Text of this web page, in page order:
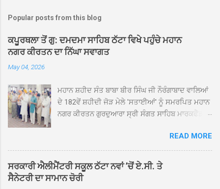
Popular posts from this blog
ਕਪੂਰਥਲਾ ਤੋਂ ਗੁ: ਦਮਦਮਾ ਸਾਹਿਬ ਠੱਟਾ ਵਿਖੇ ਪਹੁੰਚੇ ਮਹਾਨ
ਨਗਰ ਕੀਰਤਨ ਦਾ ਨਿੱਘਾ ਸਵਾਗਤ
May 04, 2026
ਮਹਾਨ ਸ਼ਹੀਦ ਸੰਤ ਬਾਬਾ ਬੀਰ ਸਿੰਘ ਜੀ ਨੌਰੰਗਾਬਾਦ ਵਾਲਿਆਂ
ਦੇ 182ਵੇਂ ਸ਼ਹੀਦੀ ਜੋੜ ਮੇਲੇ 'ਸਤਾਈਆਂ' ਨੂੰ ਸਮਰਪਿਤ ਮਹਾਨ
ਨਗਰ ਕੀਰਤਨ ਗੁਰਦੁਆਰਾ ਸ੍ਰੀ ਸੰਗਤ ਸਾਹਿਬ ਮਾਰਕਫੈੱਡ
ਸਰਪ੍ਰਸਤੀ ਹੇਠ, ਪੰਜ ਪਿਆਰਿਆਂ ਦੀ ਅਗਵਾਈ ਵਿੱਚ
ਮਹੱਲਾ ਸੰਤਪੁਰਾ ਤੋਂ ਪ੍ਰਾਰੰਭ ਹੋ ਕੇ ਪਿੰਡ ਭਗਤਪੁਰ,
ਭਗਵਾਨਪੁਰ, ਝੁੱਗੀਆਂ ਗੁਲਾਮ, ਮਜਾਦਪੁਰ, ਕੁੱਲੀਆਂ, ਰੱਤਾ ਨੌ
ਅਬਾਦ, ਕੋਲੀਆਂਵਾਲ, ਅੱਡਾ ਸਾਬੂਵਾਲ, ਦਰੀਏਵਾਲ,
READ MORE
ਸਰਕਾਰੀ ਐਲੀਮੈਂਟਰੀ ਸਕੂਲ ਠੱਟਾ ਨਵਾਂ ’ਚੋਂ ਏ.ਸੀ. ਤੇ
ਸੈਨੇਟਰੀ ਦਾ ਸਾਮਾਨ ਚੋਰੀ